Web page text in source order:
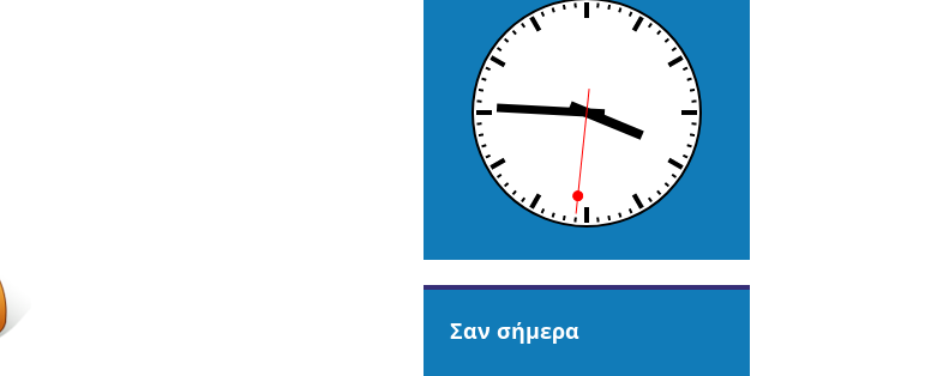
Σαν σήμερα